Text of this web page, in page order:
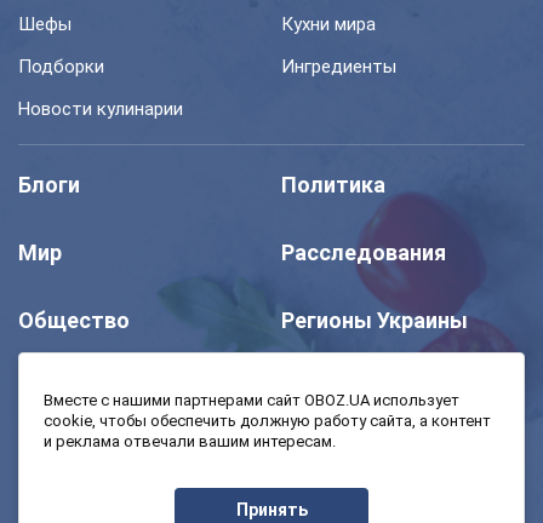
Шефы
Кухни мира
Подборки
Ингредиенты
Новости кулинарии
Блоги Политика
Мир Расследования
Общество Регионы Украины
Шоу Спорт
Моя школа Авто
Вместе с нашими партнерами сайт OBOZ.UA использует
cookie, чтобы обеспечить должную работу сайта, а контент
и реклама отвечали вашим интересам.
Принять